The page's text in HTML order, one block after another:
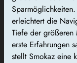
erleichtert die
Tiefe der größeren
erste Erfahrungen
stellt Smokaz eine